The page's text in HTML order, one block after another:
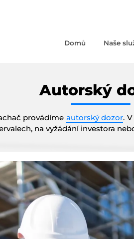
Domů Naše
Autorský
provádíme autorský dozor.
na vyžádání investora